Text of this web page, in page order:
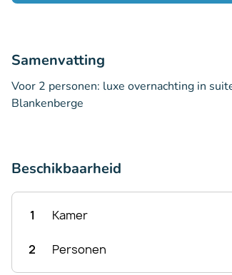
Samenvatting
Voor 2 personen: luxe overnachting in
Blankenberge
Beschikbaarheid
1 Kamer
2 Personen